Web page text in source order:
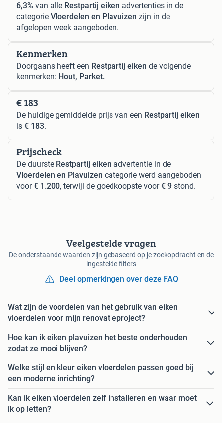
6,3% van alle Restpartij eiken advertenties in de
categorie Vloerdelen en Plavuizen zijn in de
afgelopen week aangeboden.
Kenmerken
Doorgaans heeft een Restpartij eiken de volgende
kenmerken: Hout, Parket.
€ 183
De huidige gemiddelde prijs van een Restpartij eiken
is € 183.
Prijscheck
De duurste Restpartij eiken advertentie in de
Vloerdelen en Plavuizen categorie werd aangeboden
voor€ 1.200, terwijl de goedkoopste voor€ 9 stond.
Veelgestelde vragen
De onderstaande waarden zijn gebaseerd op je zoekopdracht en de
ingestelde filters
Deel opmerkingen over deze FAQ
Wat zijn de voordelen van het gebruik van eiken
vloerdelen voor mijn renovatieproject?
Hoe kan ik eiken plavuizen het beste onderhouden
zodat ze mooi blijven?
Welke stijl en kleur eiken vloerdelen passen goed bij
een moderne inrichting?
Kan ik eiken vloerdelen zelf installeren en waar moet
ik op letten?